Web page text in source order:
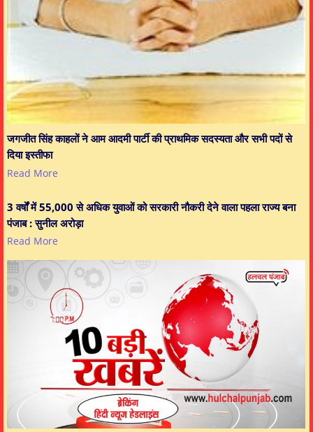
जगजीत सिंह काहलों ने आम आदमी पार्टी की प्राथमिक सदस्यता और सभी पदों से
दिया इस्तीफा
Read More
3 वर्षों में 55,000 से अधिक युवाओं को सरकारी नौकरी देने वाला पहला राज्य बना
पंजाब : सुनील अरोड़ा
Read More